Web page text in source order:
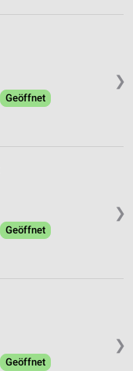
❯
Geöffnet
❯
Geöffnet
❯
Geöffnet